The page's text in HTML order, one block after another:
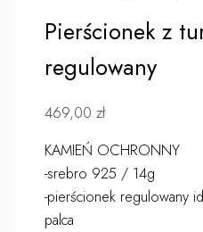
Pierścionek z
regulowany
469,00 zł
KAMIEŃ OCHRONNY
-srebro 925 / 14g
-pierścionek regulowany
palca